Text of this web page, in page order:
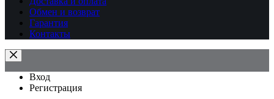
Обмен и возврат
Гарантия
Контакты
Вход
Регистрация